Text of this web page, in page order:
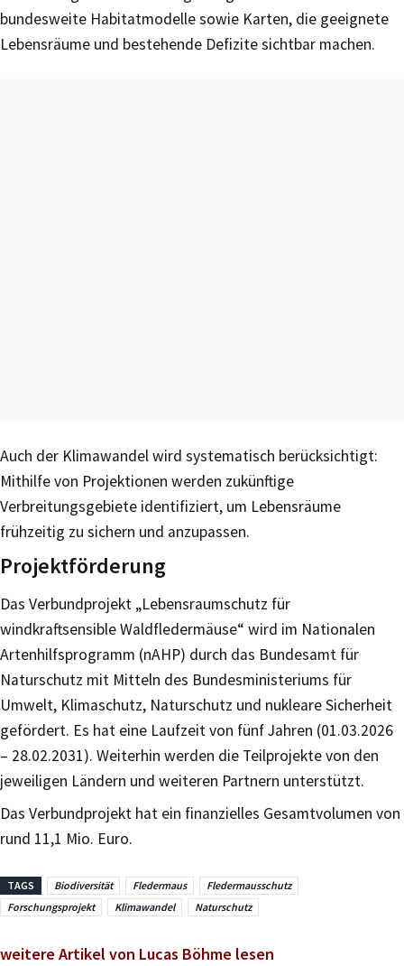
bundesweite Habitatmodelle sowie Karten, die geeignete
Lebensräume und bestehende Defizite sichtbar machen.
Auch der Klimawandel wird systematisch berücksichtigt:
Mithilfe von Projektionen werden zukünftige
Verbreitungsgebiete identifiziert, um Lebensräume
frühzeitig zu sichern und anzupassen.
Projektförderung
Das Verbundprojekt „Lebensraumschutz für
windkraftsensible Waldfledermäuse“ wird im Nationalen
Artenhilfsprogramm (nAHP) durch das Bundesamt für
Naturschutz mit Mitteln des Bundesministeriums für
Umwelt, Klimaschutz, Naturschutz und nukleare Sicherheit
gefördert. Es hat eine Laufzeit von fünf Jahren (01.03.2026
– 28.02.2031). Weiterhin werden die Teilprojekte von den
jeweiligen Ländern und weiteren Partnern unterstützt.
Das Verbundprojekt hat ein finanzielles Gesamtvolumen von
rund 11,1 Mio. Euro.
TAGS Biodiversität Fledermaus
Fledermausschutz
Forschungsprojekt
Klimawandel Naturschutz
weitere Artikel von Lucas Böhme lesen